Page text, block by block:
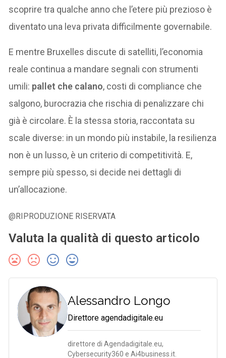
scoprire tra qualche anno che l’etere più prezioso è
diventato una leva privata difficilmente governabile.
E mentre Bruxelles discute di satelliti, l’economia
reale continua a mandare segnali con strumenti
umili: pallet che calano, costi di compliance che
salgono, burocrazia che rischia di penalizzare chi
già è circolare. È la stessa storia, raccontata su
scale diverse: in un mondo più instabile, la resilienza
non è un lusso, è un criterio di competitività. E,
sempre più spesso, si decide nei dettagli di
un’allocazione.
@RIPRODUZIONE RISERVATA
Valuta la qualità di questo articolo
Alessandro Longo
Direttore agendadigitale.eu
direttore di Agendadigitale.eu,
Cybersecurity360 e Ai4business.it.